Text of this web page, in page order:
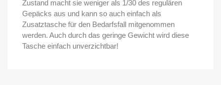
Zustand macht sie weniger als 1/30 des regulären
Gepäcks aus und kann so auch einfach als
Zusatztasche für den Bedarfsfall mitgenommen
werden. Auch durch das geringe Gewicht wird diese
Tasche einfach unverzichtbar!